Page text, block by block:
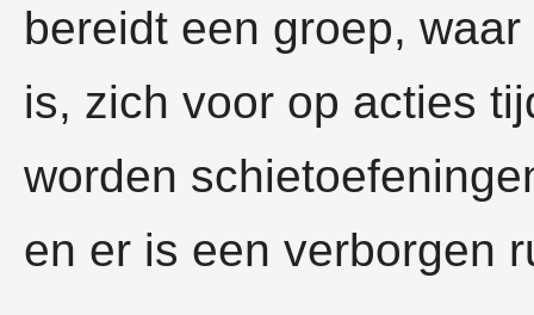
bereidt een groep,
is, zich voor op acties
worden
en er is een verborgen